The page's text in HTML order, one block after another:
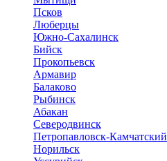
Псков
Люберцы
Южно-Сахалинск
Бийск
Прокопьевск
Армавир
Балаково
Рыбинск
Абакан
Северодвинск
Петропавловск-Камчатский
Норильск